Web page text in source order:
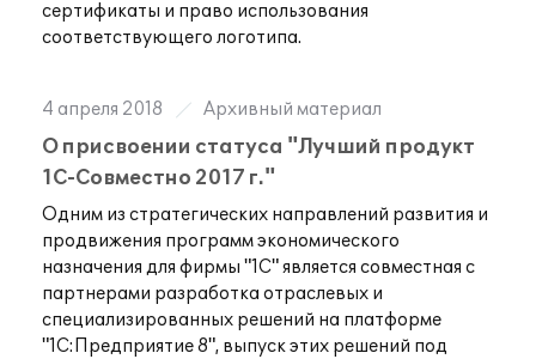
сертификаты и право использования
соответствующего логотипа.
4 апреля 2018 Архивный материал
О присвоении статуса "Лучший продукт
1С-Совместно 2017 г."
Одним из стратегических направлений развития и
продвижения программ экономического
назначения для фирмы "1С" является совместная с
партнерами разработка отраслевых и
специализированных решений на платформе
"1С:Предприятие 8", выпуск этих решений под